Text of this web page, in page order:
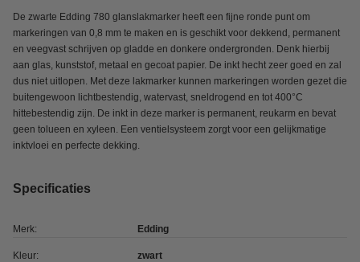
De zwarte Edding 780 glanslakmarker heeft een fijne ronde punt om
markeringen van 0,8 mm te maken en is geschikt voor dekkend, permanent
en veegvast schrijven op gladde en donkere ondergronden. Denk hierbij
aan glas, kunststof, metaal en gecoat papier. De inkt hecht zeer goed en zal
dus niet uitlopen. Met deze lakmarker kunnen markeringen worden gezet die
buitengewoon lichtbestendig, watervast, sneldrogend en tot 400°C
hittebestendig zijn. De inkt in deze marker is permanent, reukarm en bevat
geen tolueen en xyleen. Een ventielsysteem zorgt voor een gelijkmatige
inktvloei en perfecte dekking.
Specificaties
Merk: Edding
Kleur: zwart